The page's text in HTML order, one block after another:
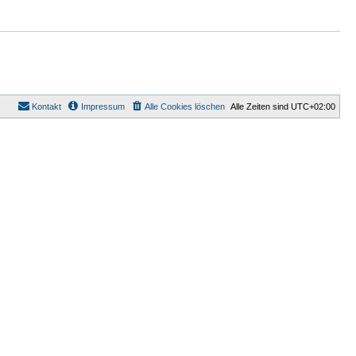
Alle Zeiten sind UTC+02:00
Alle Cookies löschen
Impressum
Kontakt